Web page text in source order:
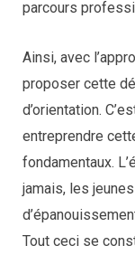
parcours
Ainsi, avec
proposer cette
d’orientation.
entreprendre
fondamentaux.
jamais, les
Tout ceci se